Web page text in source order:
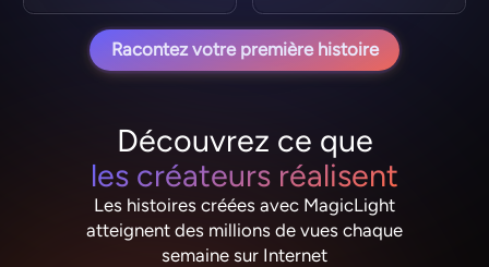
Racontez votre première histoire
Découvrez ce que
les créateurs réalisent
Les histoires créées avec MagicLight
atteignent des millions de vues chaque
semaine sur Internet
NebulaDrifter
Lio "Spark" Vance
PixelRonin
Momo The Moshroom